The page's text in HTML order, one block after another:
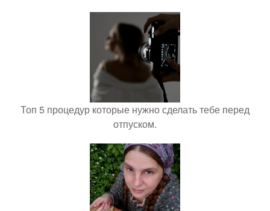
Топ 5 процедур которые нужно сделать тебе перед
отпуском.